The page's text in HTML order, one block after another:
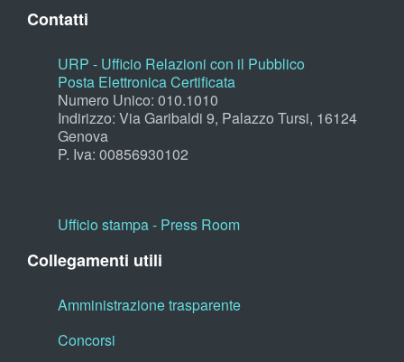
Contatti
URP - Ufficio Relazioni con il Pubblico
Posta Elettronica Certificata
Numero Unico: 010.1010
Indirizzo: Via Garibaldi 9, Palazzo Tursi, 16124
Genova
P. Iva: 00856930102
Ufficio stampa - Press Room
Collegamenti utili
Amministrazione trasparente
Concorsi